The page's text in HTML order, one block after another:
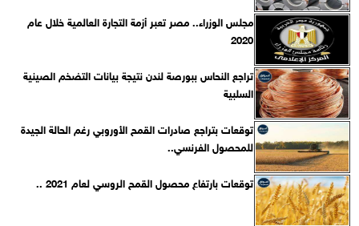
مجلس الوزراء.. مصر تعبر أزمة التجارة العالمية خلال عام
2020
تراجع النحاس ببورصة لندن نتيجة بيانات التضخم الصينية
السلبية
توقعات بتراجع صادرات القمح الأوروبي رغم الحالة الجيدة
للمحصول الفرنسي..
توقعات بارتفاع محصول القمح الروسي لعام 2021 ..